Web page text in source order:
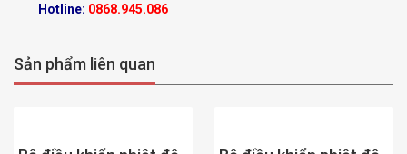
Hotline: 0868.945.086
Sản phẩm liên quan